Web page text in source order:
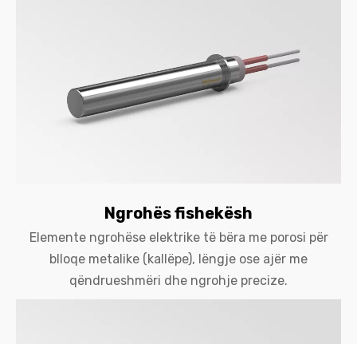
Ngrohës fishekësh
Elemente ngrohëse elektrike të bëra me porosi për
blloqe metalike (kallëpe), lëngje ose ajër me
qëndrueshmëri dhe ngrohje precize.